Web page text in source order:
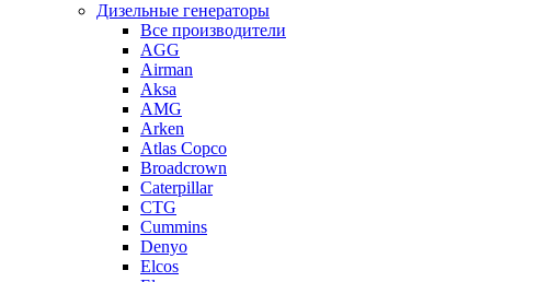
Дизельные генераторы
Все производители
AGG
Airman
Aksa
AMG
Arken
Atlas Copco
Broadcrown
Caterpillar
CTG
Cummins
Denyo
Elcos